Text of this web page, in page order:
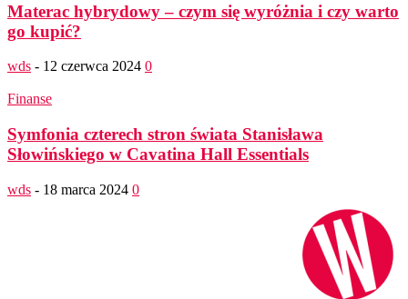
Materac hybrydowy – czym się wyróżnia i czy warto
go kupić?
wds - 12 czerwca 2024 0
Finanse
Symfonia czterech stron świata Stanisława
Słowińskiego w Cavatina Hall Essentials
wds - 18 marca 2024 0